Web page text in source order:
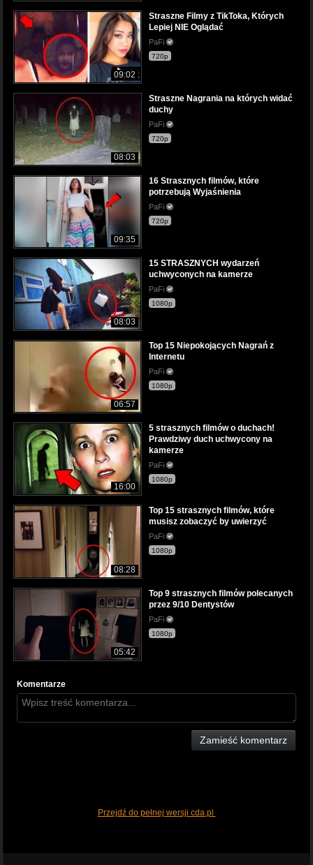
09:02
Straszne Filmy z TikToka, Których
Lepiej NIE Oglądać
PaFi
720p
08:03
Straszne Nagrania na których widać
duchy
PaFi
720p
09:35
16 Strasznych filmów, które
potrzebują Wyjaśnienia
PaFi
720p
08:03
15 STRASZNYCH wydarzeń
uchwyconych na kamerze
PaFi
1080p
06:57
Top 15 Niepokojących Nagrań z
Internetu
PaFi
1080p
16:00
5 strasznych filmów o duchach!
Prawdziwy duch uchwycony na
kamerze
PaFi
1080p
08:28
Top 15 strasznych filmów, które
musisz zobaczyć by uwierzyć
PaFi
1080p
05:42
Top 9 strasznych filmów polecanych
przez 9/10 Dentystów
PaFi
1080p
Komentarze
Zamieść komentarz
Przejdź do pełnej wersji cda.pl